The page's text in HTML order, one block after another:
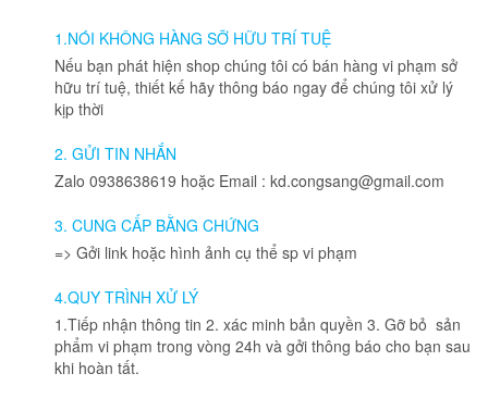
1.NÓI KHÔNG HÀNG SỠ HỮU TRÍ TUỆ
Nếu bạn phát hiện shop chúng tôi có bán hàng vi phạm sở
hữu trí tuệ, thiết kế hãy thông báo ngay để chúng tôi xử lý
kịp thời
2. GỬI TIN NHẮN
Zalo 0938638619 hoặc Email : kd.congsang@gmail.com
3. CUNG CẤP BẰNG CHỨNG
=> Gởi link hoặc hình ảnh cụ thể sp vi phạm
4.QUY TRÌNH XỬ LÝ
1.Tiếp nhận thông tin 2. xác minh bản quyền 3. Gỡ bỏ sản
phẩm vi phạm trong vòng 24h và gởi thông báo cho bạn sau
khi hoàn tất.